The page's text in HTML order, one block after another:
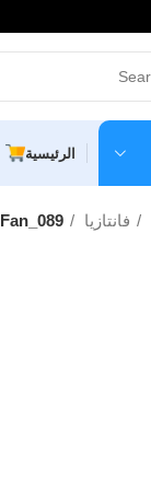
الرئيسية
فانتازيا Fan_089